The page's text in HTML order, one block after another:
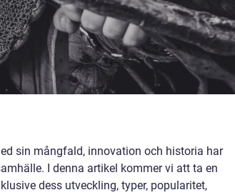
sin mångfald, innovation och historia har
I denna artikel kommer vi att ta en
dess utveckling, typer, popularitet,